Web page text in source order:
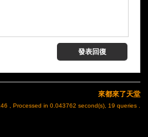
發表回復
來都來了天堂
, Processed in 0.043762 second(s), 19 queries .